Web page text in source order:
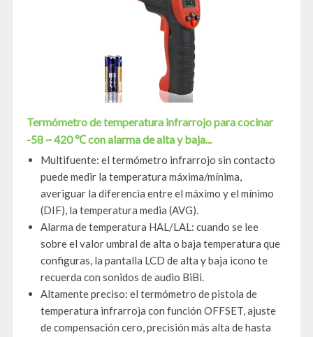
Termómetro de temperatura infrarrojo para cocinar
-58 ~ 420 ℃ con alarma de alta y baja...
Multifuente: el termómetro infrarrojo sin contacto
puede medir la temperatura máxima/mínima,
averiguar la diferencia entre el máximo y el mínimo
(DIF), la temperatura media (AVG).
Alarma de temperatura HAL/LAL: cuando se lee
sobre el valor umbral de alta o baja temperatura que
configuras, la pantalla LCD de alta y baja icono te
recuerda con sonidos de audio BiBi.
Altamente preciso: el termómetro de pistola de
temperatura infrarroja con función OFFSET, ajuste
de compensación cero, precisión más alta de hasta